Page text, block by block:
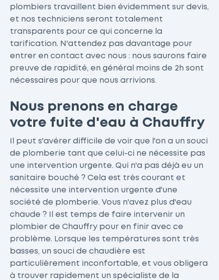
plombiers travaillent bien évidemment sur devis,
et nos techniciens seront totalement
transparents pour ce qui concerne la
tarification. N'attendez pas davantage pour
entrer en contact avec nous : nous saurons faire
preuve de rapidité, en général moins de 2h sont
nécessaires pour que nous arrivions.
Nous prenons en charge
votre fuite d'eau à Chauffry
Il peut s'avérer difficile de voir que l'on a un souci
de plomberie tant que celui-ci ne nécessite pas
une intervention urgente. Qui n'a pas déjà eu un
sanitaire bouché ? Cela est très courant et
nécessite une intervention urgente d'une
société de plomberie. Vous n'avez plus d'eau
chaude ? Il est temps de faire intervenir un
plombier de Chauffry pour en finir avec ce
problème. Lorsque les températures sont très
basses, un souci de chaudière est
particulièrement inconfortable, et vous obligera
à trouver rapidement un spécialiste de la